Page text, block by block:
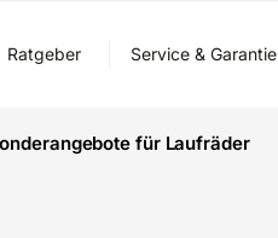
Ratgeber Service & Garantie
für Laufräder